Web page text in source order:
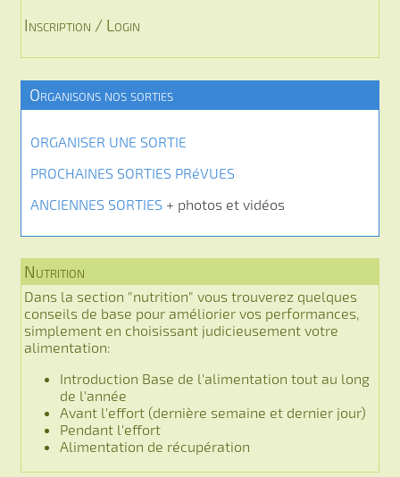
Inscription / Login
Organisons nos sorties
ORGANISER UNE SORTIE
PROCHAINES SORTIES PRéVUES
ANCIENNES SORTIES + photos et vidéos
Nutrition
Dans la section "nutrition" vous trouverez quelques
conseils de base pour améliorier vos performances,
simplement en choisissant judicieusement votre
alimentation:
Introduction Base de l'alimentation tout au long
de l'année
Avant l'effort (dernière semaine et dernier jour)
Pendant l'effort
Alimentation de récupération